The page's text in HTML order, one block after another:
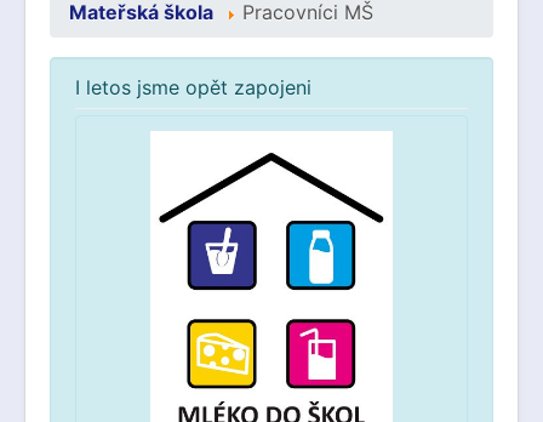
Mateřská škola
Pracovníci MŠ
I letos jsme opět zapojeni